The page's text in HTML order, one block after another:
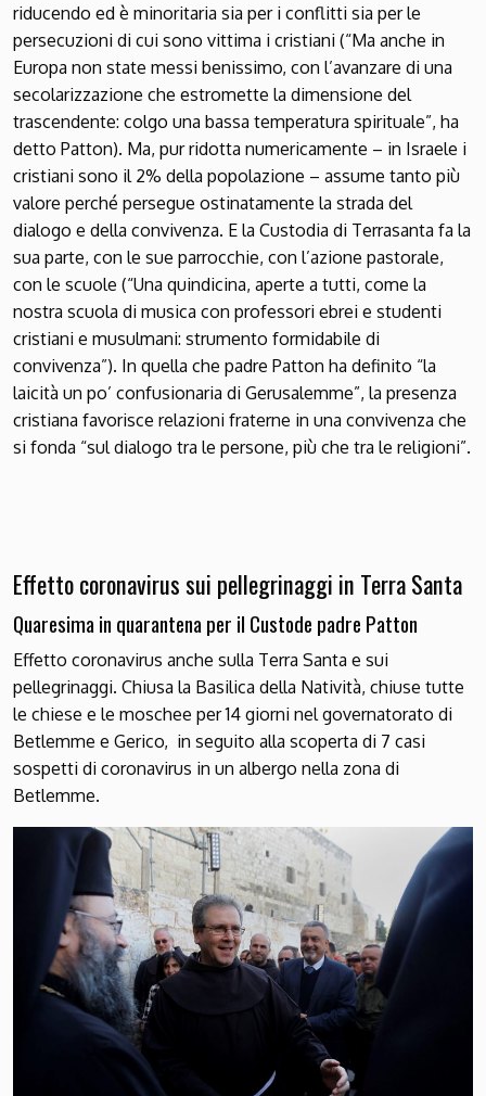
riducendo ed è minoritaria sia per i conflitti sia per le
persecuzioni di cui sono vittima i cristiani (“Ma anche in
Europa non state messi benissimo, con l’avanzare di una
secolarizzazione che estromette la dimensione del
trascendente: colgo una bassa temperatura spirituale”, ha
detto Patton). Ma, pur ridotta numericamente – in Israele i
cristiani sono il 2% della popolazione – assume tanto più
valore perché persegue ostinatamente la strada del
dialogo e della convivenza. E la Custodia di Terrasanta fa la
sua parte, con le sue parrocchie, con l’azione pastorale,
con le scuole (“Una quindicina, aperte a tutti, come la
nostra scuola di musica con professori ebrei e studenti
cristiani e musulmani: strumento formidabile di
convivenza”). In quella che padre Patton ha definito “la
laicità un po’ confusionaria di Gerusalemme”, la presenza
cristiana favorisce relazioni fraterne in una convivenza che
si fonda “sul dialogo tra le persone, più che tra le religioni”.
Effetto coronavirus sui pellegrinaggi in Terra Santa
Quaresima in quarantena per il Custode padre Patton
Effetto coronavirus anche sulla Terra Santa e sui
pellegrinaggi. Chiusa la Basilica della Natività, chiuse tutte
le chiese e le moschee per 14 giorni nel governatorato di
Betlemme e Gerico, in seguito alla scoperta di 7 casi
sospetti di coronavirus in un albergo nella zona di
Betlemme.